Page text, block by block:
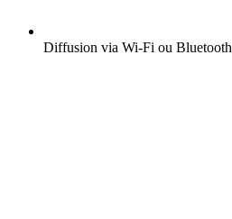
Diffusion via Wi-Fi ou Bluetooth